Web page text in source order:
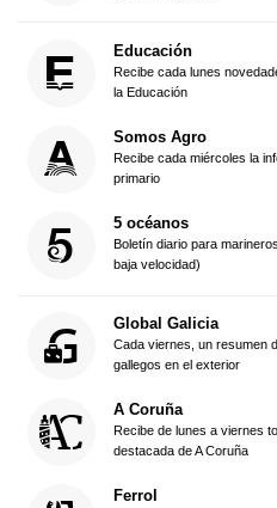
Educación
Recibe cada lunes
la Educación
Somos Agro
Recibe cada miércoles la
primario
5 océanos
Boletín diario para
baja velocidad)
Global Galicia
Cada viernes, un resumen
gallegos en el exterior
A Coruña
Recibe de lunes a viernes
destacada de A Coruña
Ferrol